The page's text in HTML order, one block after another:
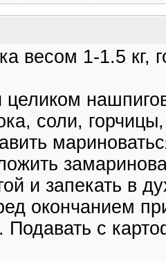
весом 1-1.5 кг,
целиком
соли,
и запекать в
окончанием
Подавать с